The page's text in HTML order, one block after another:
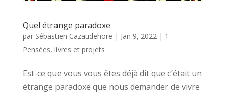
Quel étrange paradoxe
par Sébastien Cazaudehore | Jan 9, 2022 | 1 -
Pensées, livres et projets
Est-ce que vous vous êtes déjà dit que c’était un
étrange paradoxe que nous demander de vivre